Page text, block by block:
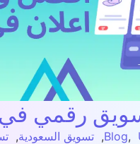
رقمي في
Blog
,تسويق السعودية,